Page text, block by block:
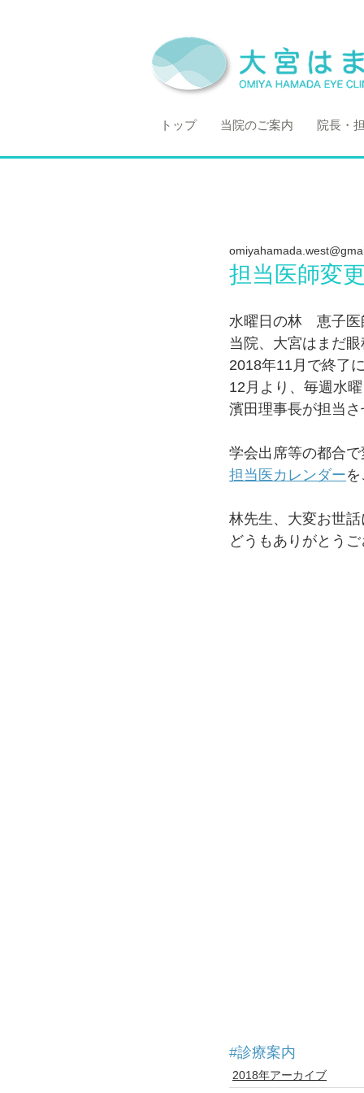
トップ 当院のご案内 院長・
担当医師変
水曜日の林　恵子
当院、大宮はまだ
2018年11月で終了
12月より、毎週水
濱田理事長が担当
学会出席等の都合
担当医カレンダー
林先生、大変お世
どうもありがとう
#診療案内
2018年アーカイブ